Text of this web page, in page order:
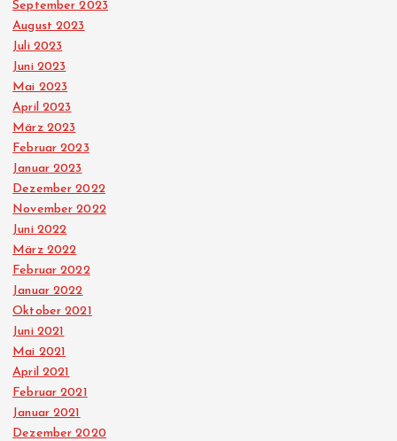
September 2023
August 2023
Juli 2023
Juni 2023
Mai 2023
April 2023
März 2023
Februar 2023
Januar 2023
Dezember 2022
November 2022
Juni 2022
März 2022
Februar 2022
Januar 2022
Oktober 2021
Juni 2021
Mai 2021
April 2021
Februar 2021
Januar 2021
Dezember 2020